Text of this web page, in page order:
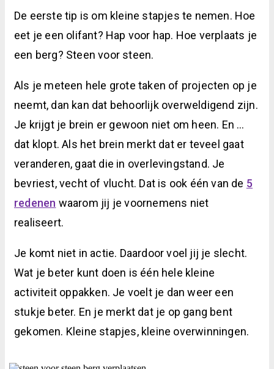
De eerste tip is om kleine stapjes te nemen. Hoe
eet je een olifant? Hap voor hap. Hoe verplaats je
een berg? Steen voor steen.
Als je meteen hele grote taken of projecten op je
neemt, dan kan dat behoorlijk overweldigend zijn.
Je krijgt je brein er gewoon niet om heen. En …
dat klopt. Als het brein merkt dat er teveel gaat
veranderen, gaat die in overlevingstand. Je
bevriest, vecht of vlucht. Dat is ook één van de 5
redenen waarom jij je voornemens niet
realiseert.
Je komt niet in actie. Daardoor voel jij je slecht.
Wat je beter kunt doen is één hele kleine
activiteit oppakken. Je voelt je dan weer een
stukje beter. En je merkt dat je op gang bent
gekomen. Kleine stapjes, kleine overwinningen.